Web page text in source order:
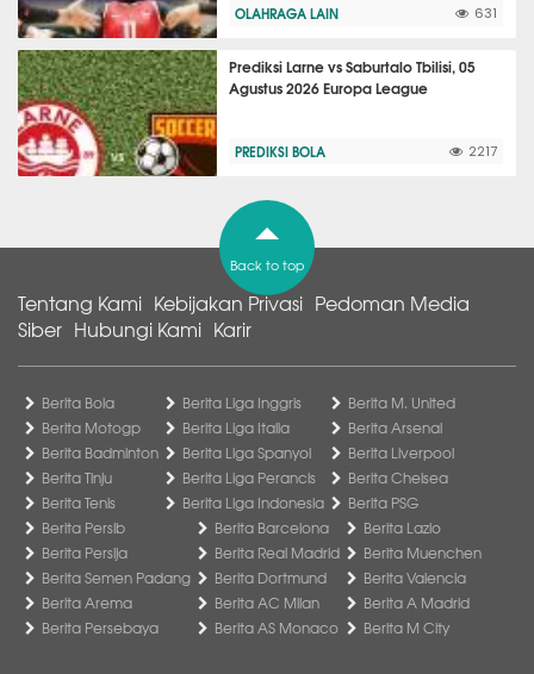
OLAHRAGA LAIN 631
Prediksi Larne vs Saburtalo Tbilisi, 05
Agustus 2026 Europa League
PREDIKSI BOLA 2217
Back to top
Tentang Kami Kebijakan Privasi Pedoman Media
Siber Hubungi Kami Karir
Berita Bola
Berita Motogp
Berita Badminton
Berita Tinju
Berita Tenis
Berita Liga Inggris
Berita Liga Italia
Berita Liga Spanyol
Berita Liga Perancis
Berita Liga Indonesia
Berita M. United
Berita Arsenal
Berita Liverpool
Berita Chelsea
Berita PSG
Berita Persib
Berita Persija
Berita Semen Padang
Berita Arema
Berita Persebaya
Berita Barcelona
Berita Real Madrid
Berita Dortmund
Berita AC Milan
Berita AS Monaco
Berita Lazio
Berita Muenchen
Berita Valencia
Berita A Madrid
Berita M City